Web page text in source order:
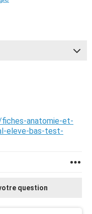
anatomie-et-
eleve-bas-test-
question